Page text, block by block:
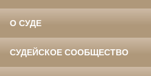
О СУДЕ
СУДЕЙСКОЕ СООБЩЕСТВО